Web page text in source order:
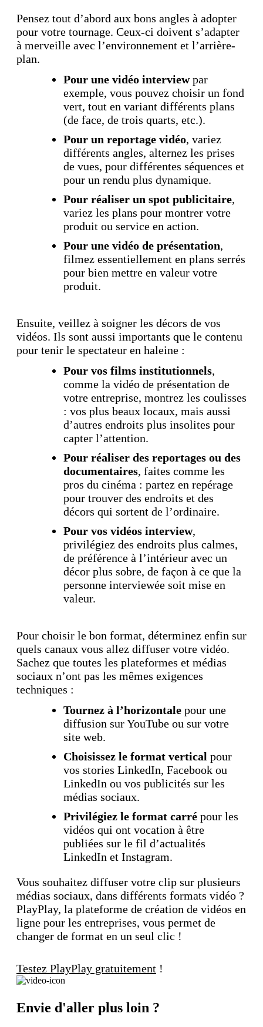
Pensez tout d’abord aux bons angles à adopter
pour votre tournage. Ceux-ci doivent s’adapter
à merveille avec l’environnement et l’arrière-
plan.
Pour une vidéo interviewpar
exemple, vous pouvez choisir un fond
vert, tout en variant différents plans
(de face, de trois quarts, etc.).
Pour un reportage vidéo, variez
différents angles, alternez les prises
de vues, pour différentes séquences et
pour un rendu plus dynamique.
Pour réaliser un spot publicitaire,
variez les plans pour montrer votre
produit ou service en action.
Pour une vidéo de présentation,
filmez essentiellement en plans serrés
pour bien mettre en valeur votre
produit.
Ensuite, veillez à soigner les décors de vos
vidéos. Ils sont aussi importants que le contenu
pour tenir le spectateur en haleine :
Pour vos films institutionnels,
comme la vidéo de présentation de
votre entreprise, montrez les coulisses
: vos plus beaux locaux, mais aussi
d’autres endroits plus insolites pour
capter l’attention.
Pour réaliser des reportages ou des
documentaires, faites comme les
pros du cinéma : partez en repérage
pour trouver des endroits et des
décors qui sortent de l’ordinaire.
Pour vos vidéos interview,
privilégiez des endroits plus calmes,
de préférence à l’intérieur avec un
décor plus sobre, de façon à ce que la
personne interviewée soit mise en
valeur.
Pour choisir le bon format, déterminez enfin sur
quels canaux vous allez diffuser votre vidéo.
Sachez que toutes les plateformes et médias
sociaux n’ont pas les mêmes exigences
techniques :
Tournez à l’horizontale pour une
diffusion sur YouTube ou sur votre
site web.
Choisissez le format vertical pour
vos stories LinkedIn, Facebook ou
LinkedIn ou vos publicités sur les
médias sociaux.
Privilégiez le format carré pour les
vidéos qui ont vocation à être
publiées sur le fil d’actualités
LinkedIn et Instagram.
Vous souhaitez diffuser votre clip sur plusieurs
médias sociaux, dans différents formats vidéo ?
PlayPlay, la plateforme de création de vidéos en
ligne pour les entreprises, vous permet de
changer de format en un seul clic !
Testez PlayPlay gratuitement !
Envie d'aller plus loin ?